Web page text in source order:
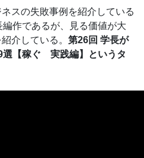
スの失敗事例を紹介している
作であるが、見る価値が大
介している。 第26回 学長が
選【稼ぐ 実践編】というタ